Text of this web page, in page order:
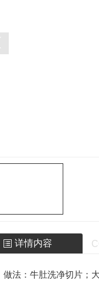
详情内容
做法：牛肚洗净切片；